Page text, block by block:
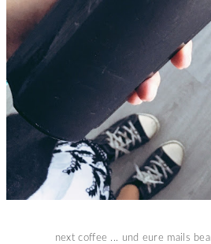
next coffee ... und eure mails